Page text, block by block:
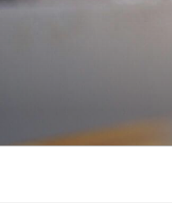
Skip